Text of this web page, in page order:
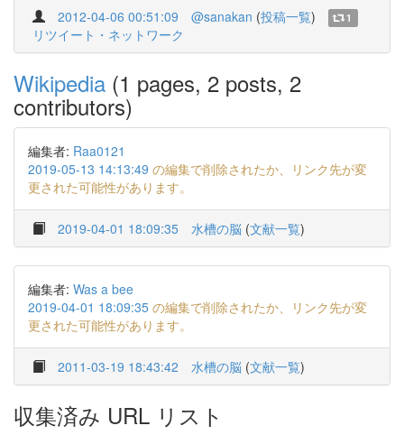
2012-04-06 00:51:09 @sanakan (投稿一覧) 1
リツイート・ネットワーク
Wikipedia (1 pages, 2 posts, 2
contributors)
編集者: Raa0121
2019-05-13 14:13:49 の編集で削除されたか、リンク先が変
更された可能性があります。
2019-04-01 18:09:35 水槽の脳 (文献一覧)
編集者: Was a bee
2019-04-01 18:09:35 の編集で削除されたか、リンク先が変
更された可能性があります。
2011-03-19 18:43:42 水槽の脳 (文献一覧)
収集済み URL リスト